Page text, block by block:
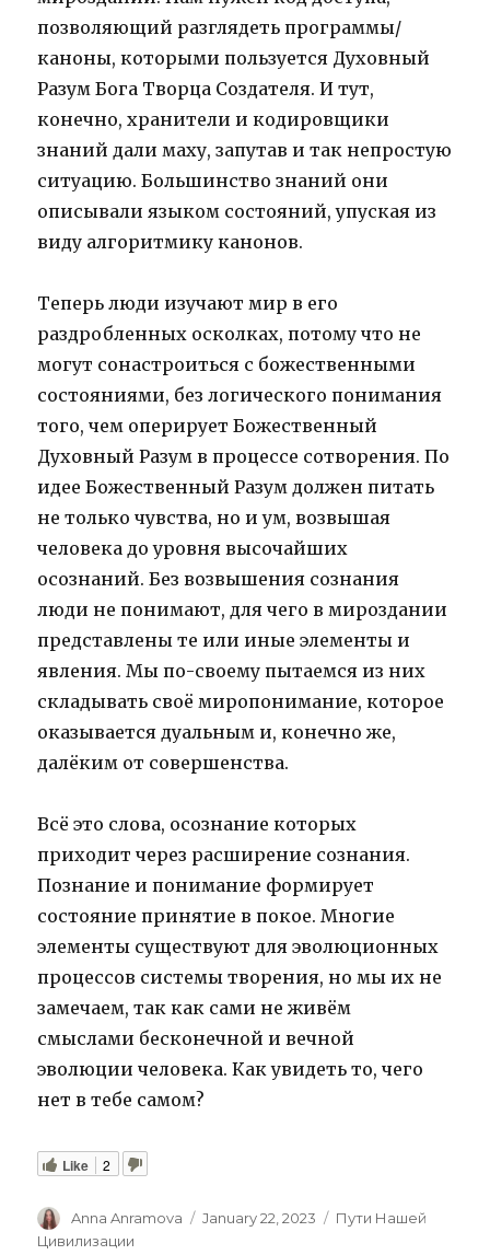
позволяющий разглядеть программы/
каноны, которыми пользуется Духовный
Разум Бога Творца Создателя. И тут,
конечно, хранители и кодировщики
знаний дали маху, запутав и так непростую
ситуацию. Большинство знаний они
описывали языком состояний, упуская из
виду алгоритмику канонов.
Теперь люди изучают мир в его
раздробленных осколках, потому что не
могут сонастроиться с божественными
состояниями, без логического понимания
того, чем оперирует Божественный
Духовный Разум в процессе сотворения. По
идее Божественный Разум должен питать
не только чувства, но и ум, возвышая
человека до уровня высочайших
осознаний. Без возвышения сознания
люди не понимают, для чего в мироздании
представлены те или иные элементы и
явления. Мы по-своему пытаемся из них
складывать своё миропонимание, которое
оказывается дуальным и, конечно же,
далёким от совершенства.
Всё это слова, осознание которых
приходит через расширение сознания.
Познание и понимание формирует
состояние принятие в покое. Многие
элементы существуют для эволюционных
процессов системы творения, но мы их не
замечаем, так как сами не живём
смыслами бесконечной и вечной
эволюции человека. Как увидеть то, чего
нет в тебе самом?
Like 2
Author
Anna Anramova
Posted
January 22, 2023 Categories
Пути Нашей
Цивилизации